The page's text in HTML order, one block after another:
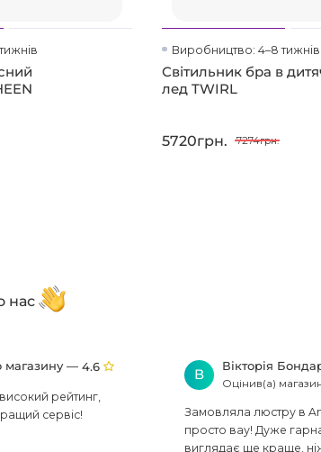
Виробництво: 4–8 тижнів
Світильник бра в
лед TWIRL
5720грн. 7274грн.
нас
магазину —4.6
рейтинг,
сервіс!
В
Вікторія
Оцінив(а)
Замовляла люстру в
просто вау! Дуже
виглядає ще краще,